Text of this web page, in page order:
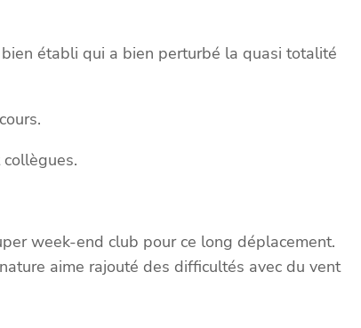
établi qui a bien perturbé la quasi totalité
week-end club pour ce long déplacement.
aime rajouté des difficultés avec du vent